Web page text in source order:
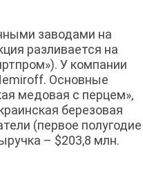
заводами на
разливается на
У компании
Основные
медовая с перцем»,
березовая
(первое полугодие
– $203,8 млн.